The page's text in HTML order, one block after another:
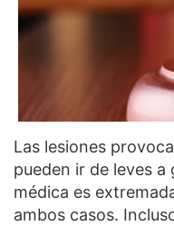
Las lesiones
pueden ir de leves
médica es
ambos casos.